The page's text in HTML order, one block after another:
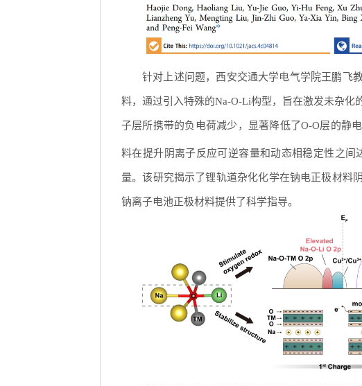
针对上述问题，西安交通大学电气学院王鹏飞
料，通过引入特殊的Na-O-Li构型，旨在激发未杂
子层所携带的负电荷减少，显著降低了O-O层的静
料在提升阴离子反应可逆容量和动态相稳定性之间
量。该研究揭示了锂轨道杂化化学在钠电正极材料
钠离子电池正极材料提供了科学指导。